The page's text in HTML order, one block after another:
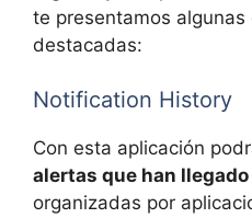
te presentamos algunas
destacadas:
Notification History
Con esta aplicación
alertas que han
organizadas por